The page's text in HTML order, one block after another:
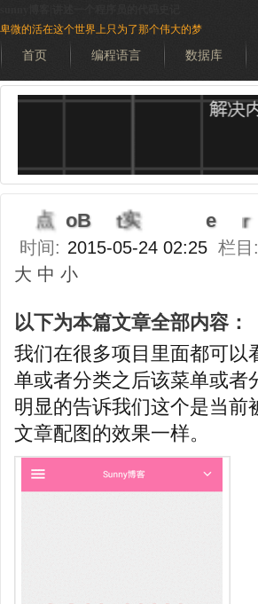
卑微的活在这个世界上只为了那个伟大的梦
首页 编程语言 数据库
时间: 2015-05-24 02:25 栏目:
大 中 小
以下为本篇文章全部内容：
我们在很多项目里面都可以
单或者分类之后该菜单或者
明显的告诉我们这个是当
文章配图的效果一样。